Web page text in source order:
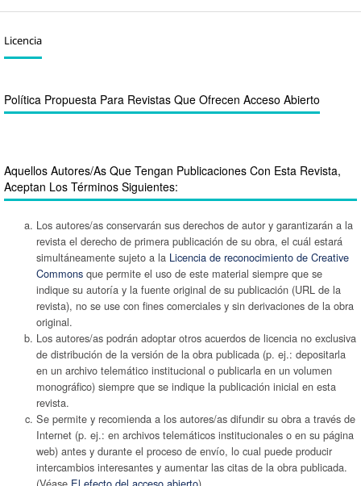
Licencia
Política Propuesta Para Revistas Que Ofrecen Acceso Abierto
Aquellos Autores/as Que Tengan Publicaciones Con Esta Revista,
Aceptan Los Términos Siguientes:
Los autores/as conservarán sus derechos de autor y garantizarán a la
revista el derecho de primera publicación de su obra, el cuál estará
simultáneamente sujeto a la Licencia de reconocimiento de Creative
Commonsque permite el uso de este material siempre que se
indique su autoría y la fuente original de su publicación (URL de la
revista), no se use con fines comerciales y sin derivaciones de la obra
original.
Los autores/as podrán adoptar otros acuerdos de licencia no exclusiva
de distribución de la versión de la obra publicada (p. ej.: depositarla
en un archivo telemático institucional o publicarla en un volumen
monográfico) siempre que se indique la publicación inicial en esta
revista.
Se permite y recomienda a los autores/as difundir su obra a través de
Internet (p. ej.: en archivos telemáticos institucionales o en su página
web) antes y durante el proceso de envío, lo cual puede producir
intercambios interesantes y aumentar las citas de la obra publicada.